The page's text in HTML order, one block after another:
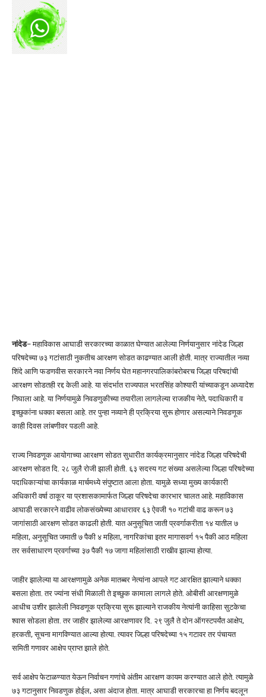
नांदेड– महाविकास आघाडी सरकारच्या काळात घेण्यात आलेल्या निर्णयानुसार नांदेड जिल्हा
परिषदेच्या ७३ गटांसाठी नुकतीच आरक्षण सोडत काढण्यात आली होती. मात्र राज्यातील नव्या
शिंदे आणि फडणवीस सरकारने नवा निर्णय घेत महानगरपालिकांबरोबरच जिल्हा परिषदांची
आरक्षण सोडतही रद्द केली आहे. या संदर्भात राज्यपाल भरतसिंह कोश्यारी यांच्याकडून अध्यादेश
निघाला आहे. या निर्णयामुळे निवडणुकीच्या तयारीला लागलेल्या राजकीय नेते, पदाधिकारी व
इच्छुकांना धक्का बसला आहे. तर पुन्हा नव्याने ही प्रक्रिया सुरू होणार असल्याने निवडणूक
काही दिवस लांबणीवर पडली आहे.
राज्य निवडणूक आयोगाच्या आरक्षण सोडत सुधारीत कार्यक्रमानुसार नांदेड जिल्हा परिषदेची
आरक्षण सोडत दि. २८ जुलै रोजी झाली होती. ६३ सदस्य गट संख्या असलेल्या जिल्हा परिषदेच्या
पदाधिकाऱ्यांचा कार्यकाळ मार्चमध्ये संपुष्टात आला होता. यामुळे सध्या मुख्य कार्यकारी
अधिकारी वर्षा ठाकूर या प्रशासकामार्फत जिल्हा परिषदेचा कारभार चालत आहे. महाविकास
आघाडी सरकारने वाढीव लोकसंख्येच्या आधारावर ६३ ऐवजी १० गटांची वाढ करून ७३
जागांसाठी आरक्षण सोडत काढली होती. यात अनुसूचित जाती प्रवर्गाकरीता १४ यातील ७
महिला, अनुसूचित जमाती ७ पैकी ४ महिला, नागरिकांचा इतर मागासवर्ग १५ पैकी आठ महिला
तर सर्वसाधारण प्रवर्गाच्या ३७ पैकी १७ जागा महिलांसाठी राखीव झाल्या होत्या.
जाहीर झालेल्या या आरक्षणामुळे अनेक मातब्बर नेत्यांना आपले गट आरक्षित झाल्याने धक्का
बसला होता. तर ज्यांना संधी मिळाली ते इच्छुक कामाला लागले होते. ओबीसी आरक्षणामुळे
आधीच उशीर झालेली निवडणूक प्रक्रिया सुरू झाल्याने राजकीय नेत्यांनी काहिसा सुटकेचा
श्वास सोडला होता. तर जाहीर झालेल्या आरक्षणावर दि. २९ जुलै ते दोन ऑगस्टपर्यंत आक्षेप,
हरकती, सूचना मागविण्यात आल्या होत्या. त्यावर जिल्हा परिषदेच्या १५ गटावर तर पंचायत
समिती गणावर आक्षेप प्राप्त झाले होते.
सर्व आक्षेप फेटाळण्यात येऊन निर्वाचन गणांचे अंतीम आरक्षण कायम करण्यात आले होते. त्यामुळे
७३ गटानुसार निवडणुक होईल, असा अंदाज होता. मात्र आघाडी सरकारचा हा निर्णय बदलून